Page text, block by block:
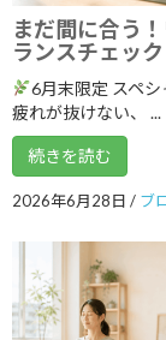
2026年5月
2026年3月
2026年2月
2026年1月
2025年11月
まだ間に合う
ランスチェック
6月末限定 スペ
疲れが抜けない、 ...
続きを読む
2026年6月28日 / ブ